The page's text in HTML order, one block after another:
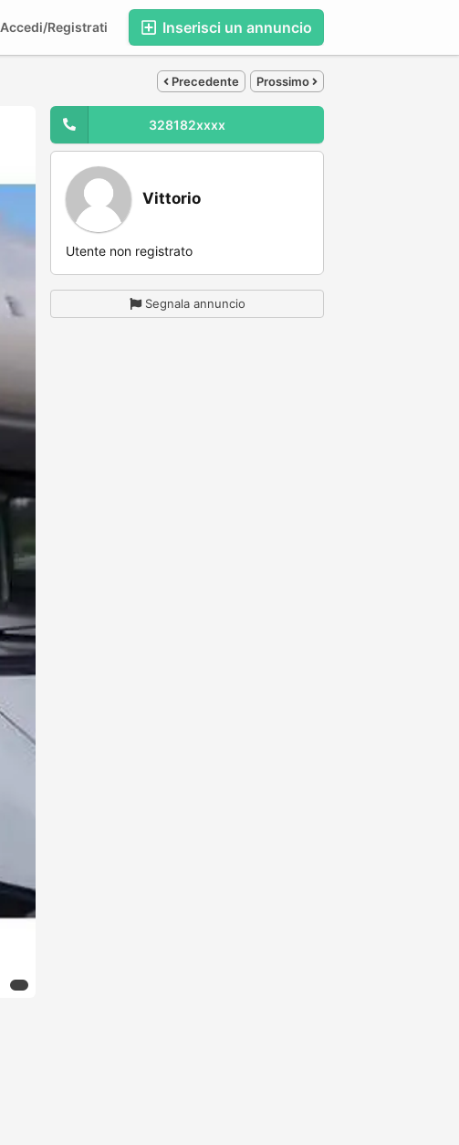
Inserisci un annuncio
Accedi/Registrati
Precedente Prossimo
328182xxxx
Vittorio
Utente non registrato
Segnala annuncio